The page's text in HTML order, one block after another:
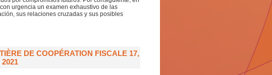
urgencia un examen exhaustivo de las
sus relaciones cruzadas y sus posibles
DE COOPÉRATION FISCALE 17,